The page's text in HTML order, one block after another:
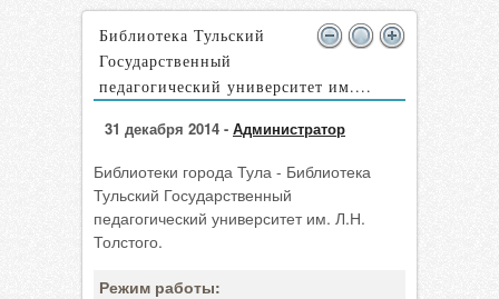
Библиотека Тульский
Государственный
педагогический университет им....
31 декабря 2014 - Администратор
Библиотеки города Тула - Библиотека
Тульский Государственный
педагогический университет им. Л.Н.
Толстого.
Режим работы: